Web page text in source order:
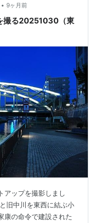
• 9ヶ月前
撮る20251030（東
アップを撮影しまし
旧中川を東西に結ぶ小
康の命令で建設された